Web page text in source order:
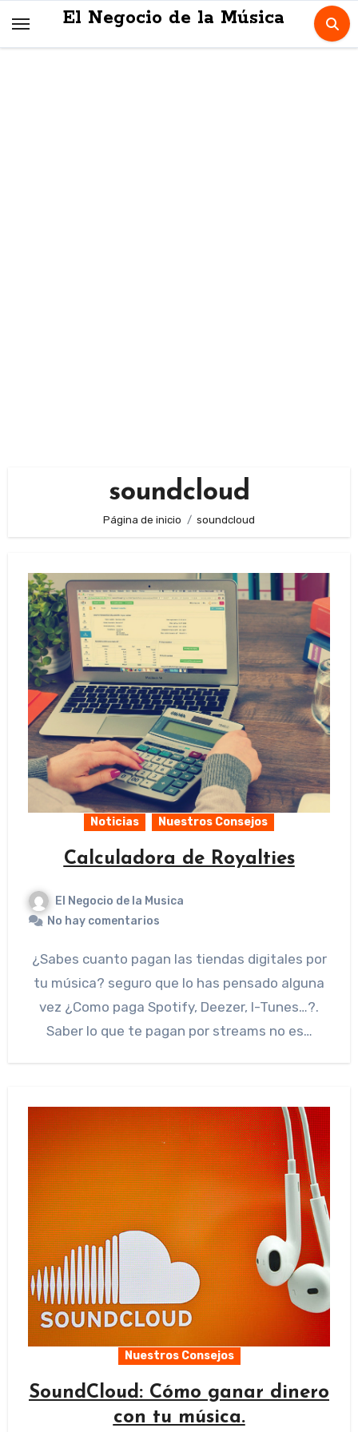
El Negocio de la Música
soundcloud
Página de inicio soundcloud
Noticias Nuestros Consejos
Calculadora de Royalties
El Negocio de la Musica
No hay comentarios
¿Sabes cuanto pagan las tiendas digitales por
tu música? seguro que lo has pensado alguna
vez ¿Como paga Spotify, Deezer, I-Tunes…?.
Saber lo que te pagan por streams no es…
Nuestros Consejos
SoundCloud: Cómo ganar dinero
con tu música.